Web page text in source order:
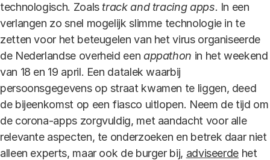
technologisch. Zoals track and tracing apps. In een
verlangen zo snel mogelijk slimme technologie in te
zetten voor het beteugelen van het virus organiseerde
de Nederlandse overheid een appathon in het weekend
van 18 en 19 april. Een datalek waarbij
persoonsgegevens op straat kwamen te liggen, deed
de bijeenkomst op een fiasco uitlopen. Neem de tijd om
de corona-apps zorgvuldig, met aandacht voor alle
relevante aspecten, te onderzoeken en betrek daar niet
alleen experts, maar ook de burger bij, adviseerde het